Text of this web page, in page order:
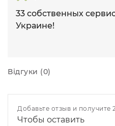
33 собственных
Украине!
Відгуки (0)
Добавьте отзыв и получите
Чтобы оставить